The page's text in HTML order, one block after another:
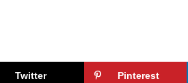
Twitter Pinterest